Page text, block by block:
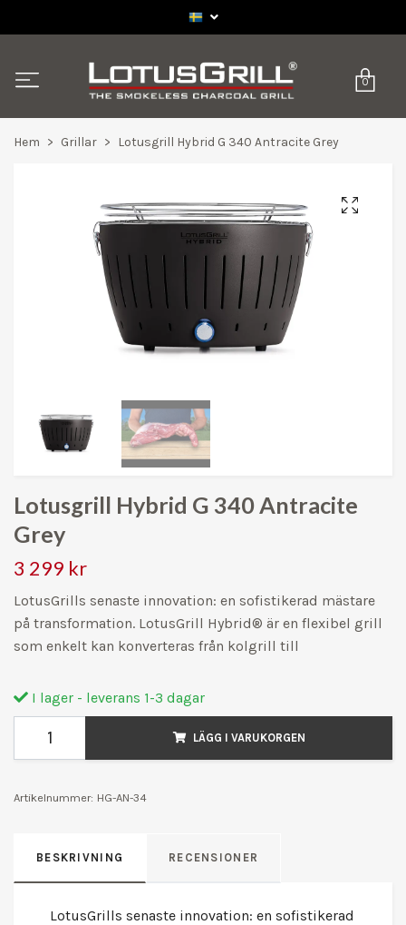
0
Hem Grillar Lotusgrill Hybrid G 340 Antracite Grey
Lotusgrill Hybrid G 340 Antracite
Grey
3 299 kr
LotusGrills senaste innovation: en sofistikerad mästare
på transformation. LotusGrill Hybrid® är en flexibel grill
som enkelt kan konverteras från kolgrill till
I lager - leverans 1-3 dagar
LÄGG I VARUKORGEN
Artikelnummer: HG-AN-34
BESKRIVNING RECENSIONER
LotusGrills senaste innovation: en sofistikerad